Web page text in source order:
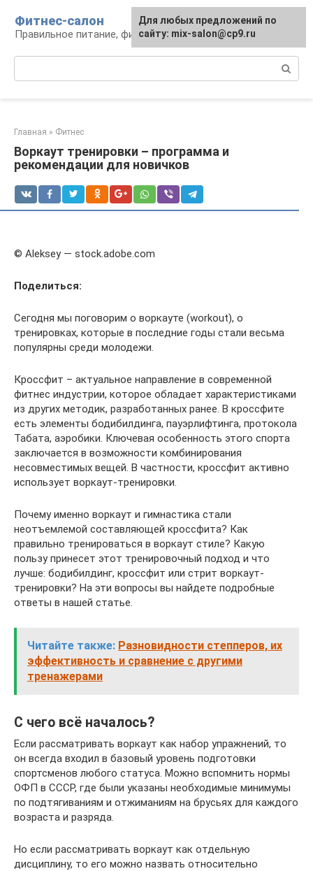
контенту
Фитнес-салон
Правильное питание, фитнес, образ жизни
Главная » Фитнес
Воркаут тренировки – программа и
рекомендации для новичков
© Aleksey — stock.adobe.com
Поделиться:
Сегодня мы поговорим о воркауте (workout), о
тренировках, которые в последние годы стали весьма
популярны среди молодежи.
Кроссфит – актуальное направление в современной
фитнес индустрии, которое обладает характеристиками
из других методик, разработанных ранее. В кроссфите
есть элементы бодибилдинга, пауэрлифтинга, протокола
Табата, аэробики. Ключевая особенность этого спорта
заключается в возможности комбинирования
несовместимых вещей. В частности, кроссфит активно
использует воркаут-тренировки.
Почему именно воркаут и гимнастика стали
неотъемлемой составляющей кроссфита? Как
правильно тренироваться в воркаут стиле? Какую
пользу принесет этот тренировочный подход и что
лучше: бодибилдинг, кроссфит или стрит воркаут-
тренировки? На эти вопросы вы найдете подробные
ответы в нашей статье.
Читайте также: Разновидности степперов, их
эффективность и сравнение с другими
тренажерами
С чего всё началось?
Если рассматривать воркаут как набор упражнений, то
он всегда входил в базовый уровень подготовки
спортсменов любого статуса. Можно вспомнить нормы
ОФП в СССР, где были указаны необходимые минимумы
по подтягиваниям и отжиманиям на брусьях для каждого
возраста и разряда.
Но если рассматривать воркаут как отдельную
дисциплину, то его можно назвать относительно
Для любых предложений по
сайту: mix-salon@cp9.ru